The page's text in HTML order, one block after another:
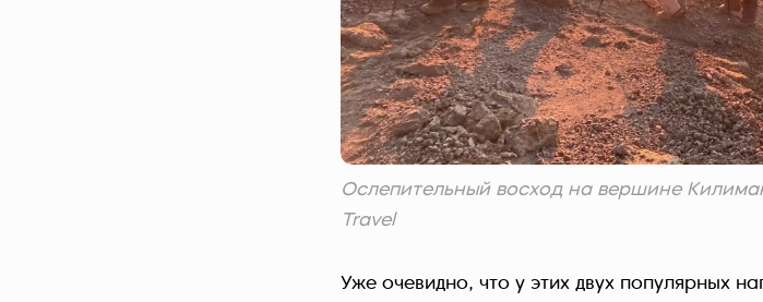
Ослепительный восход на вершине
Travel
Уже очевидно, что у этих двух популярных